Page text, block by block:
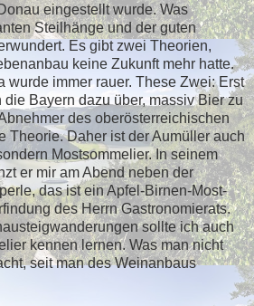
eingestellt wurde. Was
Steilhänge und der guten
Es gibt zwei Theorien,
keine Zukunft mehr hatte.
wurde immer rauer. These Zwei: Erst
Bayern dazu über, massiv Bier zu
des oberösterreichischen
Theorie. Daher ist der Aumüller auch
Mostsommelier. In seinem
er mir am Abend neben der
das ist ein Apfel-Birnen-Most-
des Herrn Gastronomierats.
sollte ich auch
kennen lernen. Was man nicht
seit man des Weinanbaus